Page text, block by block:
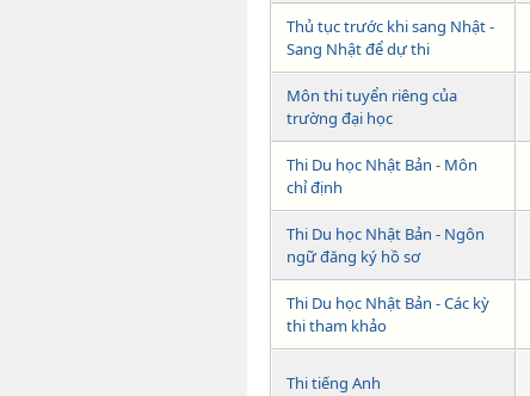
Thủ tục trước khi sang Nhật -
Sang Nhật để dự thi
Môn thi tuyển riêng của
trường đại học
Thi Du học Nhật Bản - Môn
chỉ định
Thi Du học Nhật Bản - Ngôn
ngữ đăng ký hồ sơ
Thi Du học Nhật Bản - Các kỳ
thi tham khảo
Thi tiếng Anh